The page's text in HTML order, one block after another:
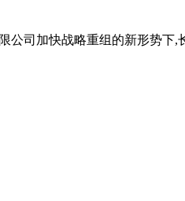
公司加快战略重组的新形势下